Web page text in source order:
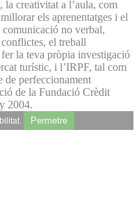
creativitat a l’aula, com
els aprenentatges i el
comunicació no verbal,
el treball
la teva pròpia investigació
turístic, i l’IRPF, tal com
de perfeccionament
de la Fundació Crèdit
2004.
Permetre